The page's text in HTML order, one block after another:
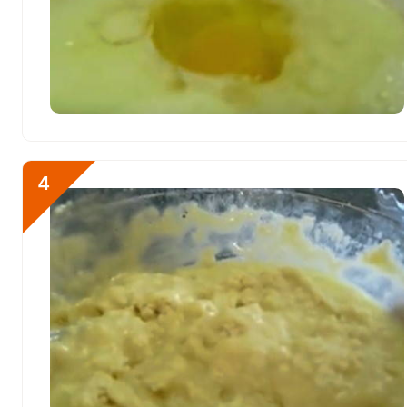
461.2 мкг
Рубидий
Селен 40.9 мкг
118.6 мкг
Хром 11 мкг
Цинк 3.5 мг
148 мкг
4